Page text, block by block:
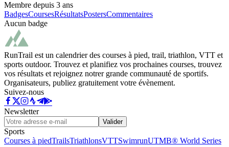
Membre depuis 3 ans
BadgesCoursesRésultatsPostersCommentaires
Aucun badge
RunTrail est un calendrier des courses à pied, trail, triathlon, VTT et
sports outdoor. Trouvez et planifiez vos prochaines courses, trouvez
vos résultats et rejoignez notrer grande communauté de sportifs.
Organisateurs, publiez gratuitement votre évènement.
Suivez-nous
Newsletter
Valider
Sports
Courses à piedTrailsTriathlonsVTTSwimrunUTMB® World Series